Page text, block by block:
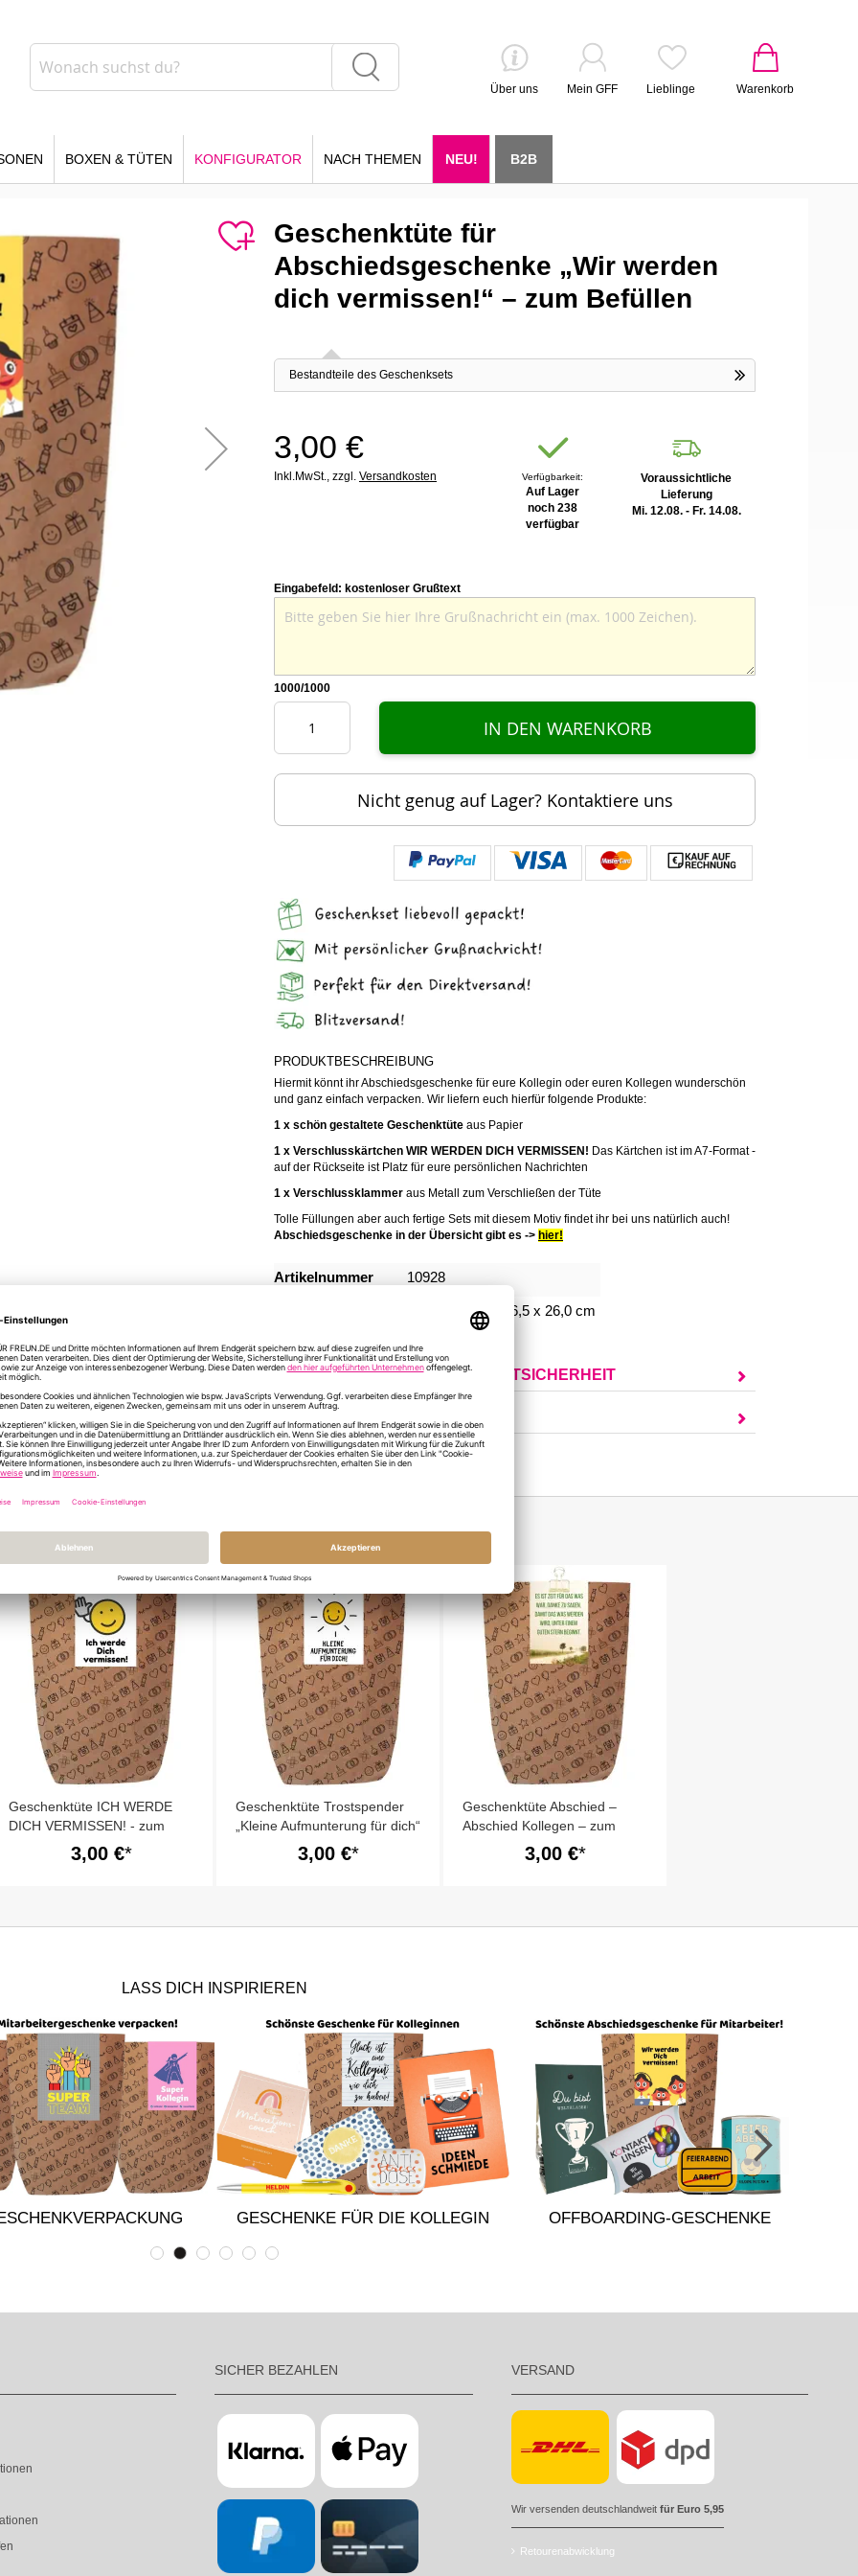
Warenkorb
Über uns Mein GFF Lieblinge
BOXEN & TÜTEN KONFIGURATOR NACH THEMEN NEU! B2B
Geschenktüte für
Abschiedsgeschenke „Wir werden
dich vermissen!“ – zum Befüllen
Bestandteile des Geschenksets
3,00 €
Inkl.MwSt., zzgl. Versandkosten Verfügbarkeit:
Auf Lager
noch 238
verfügbar
Voraussichtliche
Lieferung
Mi. 12.08. - Fr. 14.08.
Eingabefeld: kostenloser Grußtext
1000/1000
IN DEN WARENKORB
Nicht genug auf Lager? Kontaktiere uns
PRODUKTBESCHREIBUNG
Hiermit könnt ihr Abschiedsgeschenke für eure Kollegin oder euren Kollegen wunderschön
und ganz einfach verpacken. Wir liefern euch hierfür folgende Produkte:
1 x schön gestaltete Geschenktüte aus Papier
1 x Verschlusskärtchen WIR WERDEN DICH VERMISSEN! Das Kärtchen ist im A7-Format -
auf der Rückseite ist Platz für eure persönlichen Nachrichten
1 x Verschlussklammer aus Metall zum Verschließen der Tüte
Tolle Füllungen aber auch fertige Sets mit diesem Motiv findet ihr bei uns natürlich auch!
Abschiedsgeschenke in der Übersicht gibt es -> hier!
Mehr
Artikelnummer 10928
Geschenktüte: 16,5 x 26,0 cm
INFORMATIONEN ZUR PRODUKTSICHERHEIT
ÄHNLICHE PRODUKTE
Geschenktüte ICH WERDE
DICH VERMISSEN! - zum
3,00 €
Geschenktüte Trostspender
„Kleine Aufmunterung für dich“
– zum Befüllen3,00 €
Geschenktüte Abschied –
Abschied Kollegen – zum
3,00 €
LASS DICH INSPIRIEREN
GESCHENKE FÜR DIE KOLLEGIN OFFBOARDING-GESCHENKE
SICHER BEZAHLEN VERSAND
Wir versenden deutschlandweit für Euro 5,95
Retourenabwicklung